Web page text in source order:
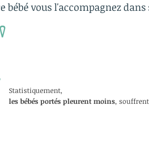
bébé vous l'accompagnez
Statistiquement,
les bébés portés pleurent moins,